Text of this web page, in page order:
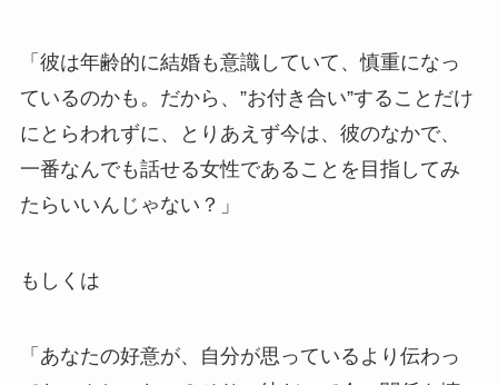
「彼は年齢的に結婚も意識していて、慎重になっ
ているのかも。だから、”お付き合い”することだけ
にとらわれずに、とりあえず今は、彼のなかで、
一番なんでも話せる女性であることを目指してみ
たらいいんじゃない？」
もしくは
「あなたの好意が、自分が思っているより伝わっ